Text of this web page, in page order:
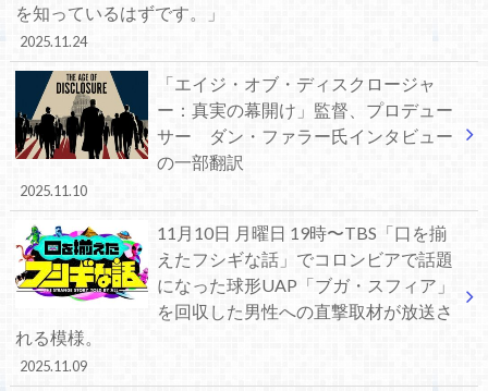
を知っているはずです。」
2025.11.24
「エイジ・オブ・ディスクロージャ
ー：真実の幕開け」監督、プロデュー
サー ダン・ファラー氏インタビュー
の一部翻訳
2025.11.10
11月10日 月曜日 19時〜TBS「口を揃
えたフシギな話」でコロンビアで話題
になった球形UAP「ブガ・スフィア」
を回収した男性への直撃取材が放送さ
れる模様。
2025.11.09